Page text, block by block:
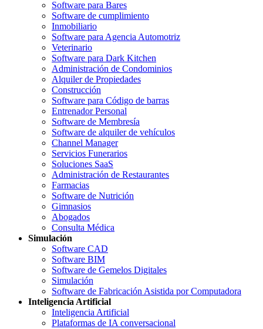
Software para Bares
Software de cumplimiento
Inmobiliario
Software para Agencia Automotriz
Veterinario
Software para Dark Kitchen
Administración de Condominios
Alquiler de Propiedades
Construcción
Software para Código de barras
Entrenador Personal
Software de Membresía
Software de alquiler de vehículos
Channel Manager
Servicios Funerarios
Soluciones SaaS
Administración de Restaurantes
Farmacias
Software de Nutrición
Gimnasios
Abogados
Consulta Médica
Simulación
Software CAD
Software BIM
Software de Gemelos Digitales
Simulación
Software de Fabricación Asistida por Computadora
Inteligencia Artificial
Inteligencia Artificial
Plataformas de IA conversacional